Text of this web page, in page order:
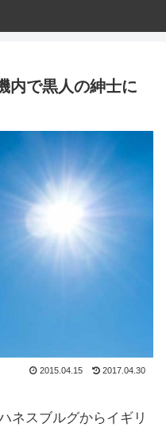
内で黒人の紳士に
2015.04.15 2017.04.30
ネスブルグからイギリ